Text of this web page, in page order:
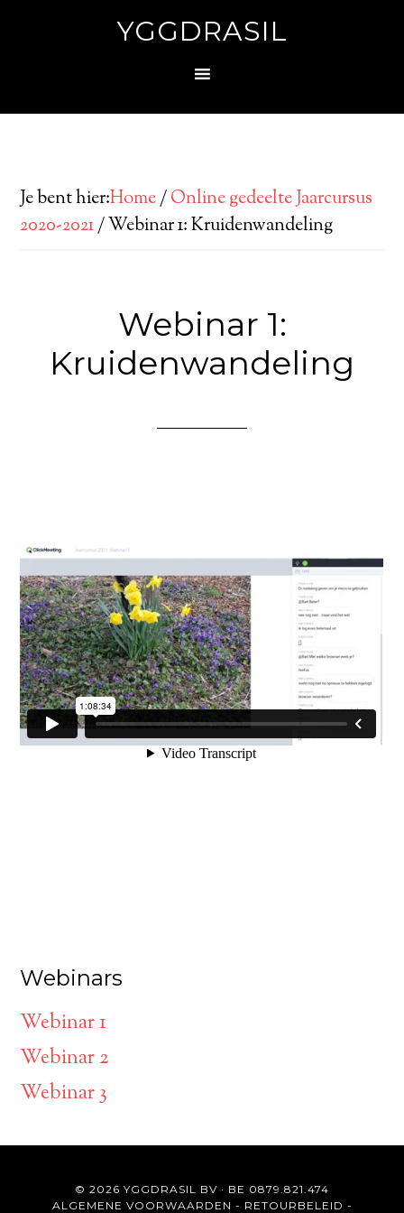
YGGDRASIL
Je bent hier:Home/Online gedeelte Jaarcursus
2020-2021/Webinar 1: Kruidenwandeling
Webinar 1:
Kruidenwandeling
Webinars
Webinar 1
Webinar 2
Webinar 3
© 2026 YGGDRASIL BV · BE 0879.821.474
ALGEMENE VOORWAARDEN - RETOURBELEID -